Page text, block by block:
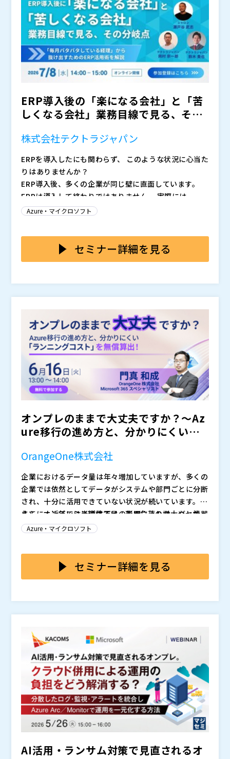
ERP導入後の「楽になる会社」と「苦
しくなる会社」業務目線で見る、その
株式会社テクトラジャパン
ERPを導入したにも関わらず、 このような状況に心当た
りはありませんか？
ERP導入後、多くの企業が同じ壁に直面しています。
ERPは導入して終わりではありません。 実際には、
「業務が楽になる会社」と「逆に負担が増える会社」に
cs 365 Business Central）を前提に、日本特有の業務
（支払・月次・税務）とどのように向き合うべきか、
る基盤として活かすための考え方と具体アプローチをお
伝えします。
開催日程：2026年7月8日（水曜日）14:00-15:00 開催
形式：オンライン（Teams） 参加費：無料（事前登録
制） ※視聴用URLは、お申込み後にご案内いたします。
※法人向けセミナーのため、個人・同業他社の方は参加
をお断りする場合がございます。
株式会社シャロン 代表取締役
マネージングダイレクター
セールスマネージャー
株式会社テクトラジャパン（ ）
株式会社シャロン（
※共催、協賛、協力、講演企業は将来的に追加、削除さ
れる可能性があります。
Azure・マイクロソフト
セミナー詳細を見る
オンプレのままで大丈夫ですか？～Az
ure移行の進め方と、分かりにくい
OrangeOne株式会社
企業におけるデータ量は年々増加していますが、多くの
企業では依然としてデータがシステムや部門ごとに分断
され、十分に活用できていない状況が続いています。加
えて、オンプレミス環境では、運用負荷の増大やセキュ
リティリスクへの対応に加え、Windows Server 2016
さらに、近年では半導体不足の影響によりサーバー機器
の調達自体が難しくなっており、価格高騰や納期長期化
つつあります。
合が発生し、 クラウド活用やAI導入を進めるうえでの
大きな障壁となります。
効果が見えない ・どこから着手すべきか分からない と
いった理由から、検討が進まないケースも少なくありま
環境をもとに月額費用を無償で試算できるアセスメント
をご紹介します。
●オンプレミスサーバーの課題 ●Azureへ移行するメ
リット ●移行する前に確認しなければならないポイン
ト ●無償アセスメントのご紹介
●Windows Server 2016 / 2019のサポート終了に備え
たい方 ●オンプレミス環境の運用負荷やセキュリティ
リスクに課題を感じている方 ●Azure移行を検討して
いるが、移行先のサイジングに悩んでいる方 ●ランニ
ングコストが不透明で移行に踏み切れない方 ●リプレ
●アセスメントツールの無償導入 ●ツールによって算
出された想定従量課金額のご提示 ●最適構成のご提案
Azure・マイクロソフト
セミナー詳細を見る
AI活用・ランサム対策で見直されるオ